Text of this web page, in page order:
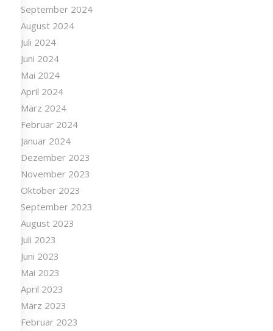
September 2024
August 2024
Juli 2024
Juni 2024
Mai 2024
April 2024
März 2024
Februar 2024
Januar 2024
Dezember 2023
November 2023
Oktober 2023
September 2023
August 2023
Juli 2023
Juni 2023
Mai 2023
April 2023
März 2023
Februar 2023